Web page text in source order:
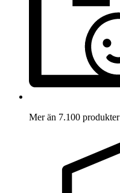
Mer än 7.100 produkter